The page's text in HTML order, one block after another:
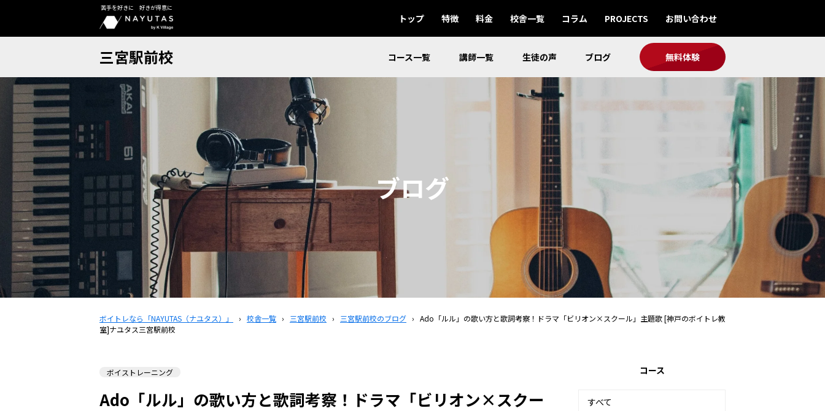
苦手を好きに 好きが得意に
トップ 特徴 料金 校舎一覧 コラム PROJECTS お問い合わせ
三宮駅前校 コース一覧 講師一覧 生徒の声 ブログ 無料体験
ブログ
ボイトレなら「NAYUTAS（ナユタス）」 › 校舎一覧 › 三宮駅前校 › 三宮駅前校のブログ › Ado「ルル」の歌い方と歌詞考察！ドラマ「ビリオン×スクール」主題歌 [神戸のボイトレ教
室]ナユタス三宮駅前校
ボイストレーニング
Ado「ルル」の歌い方と歌詞考察！ドラマ「ビリオン×スクー
コース
すべて